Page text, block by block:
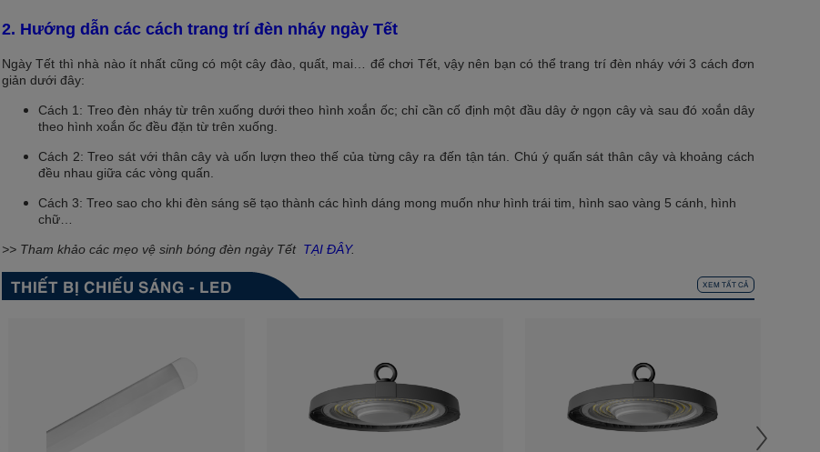
2. Hướng dẫn các cách trang trí đèn nháy ngày Tết
Ngày Tết thì nhà nào ít nhất cũng có một cây đào, quất, mai… để chơi Tết, vậy nên bạn có thể trang trí đèn nháy với 3 cách đơn
giản dưới đây:
Cách 1: Treo đèn nháy từ trên xuống dưới theo hình xoắn ốc; chỉ cần cố định một đầu dây ở ngọn cây và sau đó xoắn dây
theo hình xoắn ốc đều đặn từ trên xuống.
Cách 2: Treo sát với thân cây và uốn lượn theo thế của từng cây ra đến tận tán. Chú ý quấn sát thân cây và khoảng cách
đều nhau giữa các vòng quấn.
Cách 3: Treo sao cho khi đèn sáng sẽ tạo thành các hình dáng mong muốn như hình trái tim, hình sao vàng 5 cánh, hình
chữ…
>> Tham khảo các mẹo vệ sinh bóng đèn ngày Tết TẠI ĐÂY.
THIẾT BỊ CHIẾU SÁNG - LED XEM TẤT CẢ